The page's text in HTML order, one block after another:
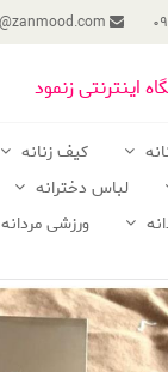
اینترنتی زنمود
کیف زنانه
لباس دخترانه
ورزشی مردانه